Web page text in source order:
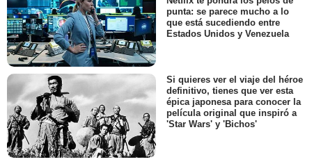
punta: se parece mucho a lo
que está sucediendo entre
Estados Unidos y Venezuela
Si quieres ver el viaje del héroe
definitivo, tienes que ver esta
épica japonesa para conocer la
película original que inspiró a
'Star Wars' y 'Bichos'